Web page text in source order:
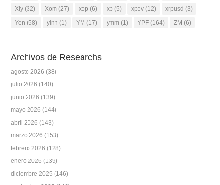
Xly (32) Xom (27) xop (6) xp (5) xpev (12) xrpusd (3)
Yen (58) yinn (1) YM (17) ymm (1) YPF (164) ZM (6)
Archivos de Researchs
agosto 2026 (38)
julio 2026 (140)
junio 2026 (139)
mayo 2026 (144)
abril 2026 (143)
marzo 2026 (153)
febrero 2026 (128)
enero 2026 (139)
diciembre 2025 (146)